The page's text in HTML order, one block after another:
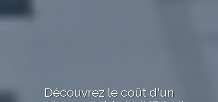
Découvrez le coûtd'un